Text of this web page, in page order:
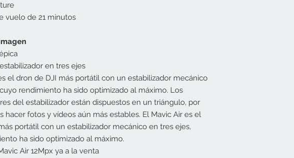
vuelo de 21 minutos
en tres ejes
el dron de DJI más portátil con un estabilizador mecánico
rendimiento ha sido optimizado al máximo. Los
del estabilizador están dispuestos en un triángulo, por
hacer fotos y vídeos aún más estables. El Mavic Air es el
portátil con un estabilizador mecánico en tres ejes,
ha sido optimizado al máximo.
Air 12Mpx ya a la venta